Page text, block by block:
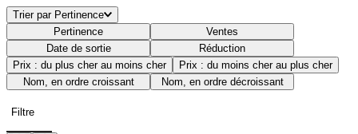
Trier par Pertinence
Pertinence
Ventes
Date de sortie
Réduction
Prix : du plus cher au moins cher
Prix : du moins cher au plus cher
Nom, en ordre croissant
Nom, en ordre décroissant
Filtre